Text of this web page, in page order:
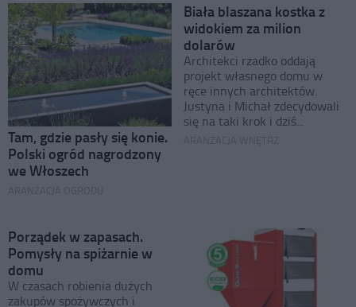
Tam, gdzie pasły się konie.
Polski ogród nagrodzony
we Włoszech
Biała blaszana kostka z
widokiem za milion
dolarów
Architekci rzadko oddają
projekt własnego domu w
ręce innych architektów.
Justyna i Michał zdecydowali
się na taki krok i dziś...
Porządek w zapasach.
Pomysły na spiżarnie w
domu
W czasach robienia dużych
zakupów spożywczych i